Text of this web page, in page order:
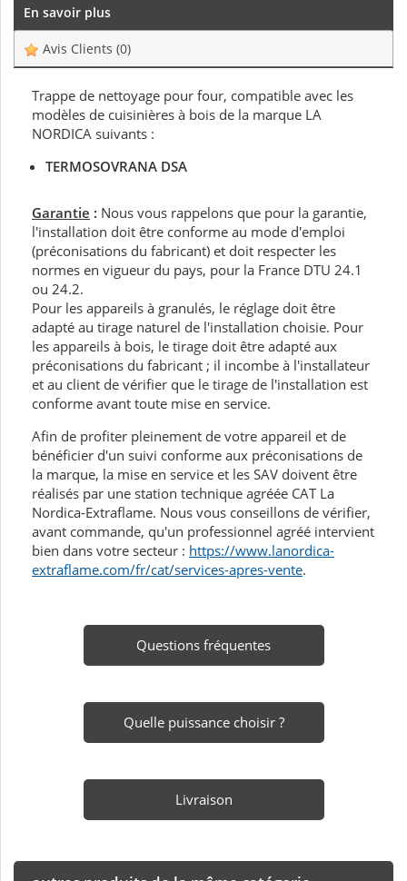
En savoir plus
Avis Clients (0)
Trappe de nettoyage pour four, compatible avec les
modèles de cuisinières à bois de la marque LA
NORDICA suivants :
TERMOSOVRANA DSA
Garantie : Nous vous rappelons que pour la garantie,
l'installation doit être conforme au mode d'emploi
(préconisations du fabricant) et doit respecter les
normes en vigueur du pays, pour la France DTU 24.1
ou 24.2.
Pour les appareils à granulés, le réglage doit être
adapté au tirage naturel de l'installation choisie. Pour
les appareils à bois, le tirage doit être adapté aux
préconisations du fabricant ; il incombe à l'installateur
et au client de vérifier que le tirage de l'installation est
conforme avant toute mise en service.
Afin de profiter pleinement de votre appareil et de
bénéficier d'un suivi conforme aux préconisations de
la marque, la mise en service et les SAV doivent être
réalisés par une station technique agréée CAT La
Nordica-Extraflame. Nous vous conseillons de vérifier,
avant commande, qu'un professionnel agréé intervient
bien dans votre secteur : https://www.lanordica-
extraflame.com/fr/cat/services-apres-vente.
Questions fréquentes
Quelle puissance choisir ?
Livraison